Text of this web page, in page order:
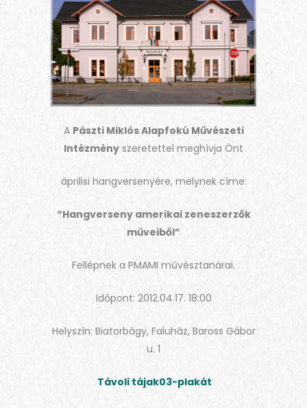
A Pászti Miklós Alapfokú Művészeti
Intézmény szeretettel meghívja Önt
áprilisi hangversenyére, melynek címe:
“Hangverseny amerikai zeneszerzők
műveiből”
Fellépnek a PMAMI művésztanárai.
Időpont: 2012.04.17. 18:00
Helyszín: Biatorbágy, Faluház, Baross Gábor
u. 1
Távoli tájak03-plakát